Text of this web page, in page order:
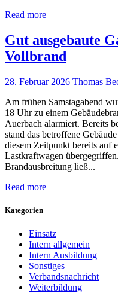
Read more
Gut ausgebaute
Vollbrand
28. Februar 2026 Thomas
Am frühen Samstagabend
18 Uhr zu einem
Auerbach alarmiert. Bereits
stand das betroffene
diesem Zeitpunkt bereits auf
Lastkraftwagen
Brandausbreitung ließ...
Read more
Kategorien
Einsatz
Intern allgemein
Intern Ausbildung
Sonstiges
Verbandsnachricht
Weiterbildung